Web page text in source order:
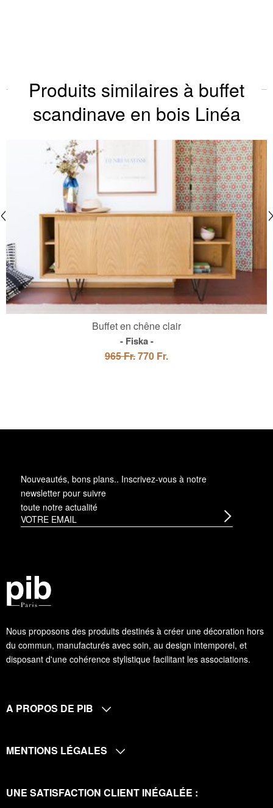
Produits similaires à buffet
scandinave en bois Linéa
Buffet en chêne clair
Fiska
965 Fr.770 Fr.
Nous proposons des produits destinés à créer une décoration hors
du commun, manufacturés avec soin, au design intemporel, et
disposant d'une cohérence stylistique facilitant les associations.
Nouveautés, bons plans.. Inscrivez-vous à notre
newsletter pour suivre
toute notre actualité
A PROPOS DE PIB
MENTIONS LÉGALES
UNE SATISFACTION CLIENT INÉGALÉE :